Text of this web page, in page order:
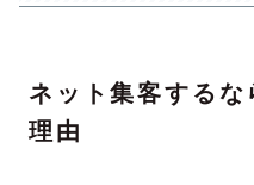
ネット集客するな
理由